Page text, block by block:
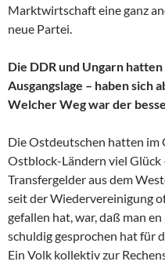
Marktwirtschaft eine ganz
neue Partei.
Die DDR und Ungarn
Ausgangslage – haben
Welcher Weg war der
Die Ostdeutschen hatten im
Ostblock-Ländern viel Glück
Transfergelder aus dem
seit der Wiedervereinigung
gefallen hat, war, daß man
schuldig gesprochen hat für
Ein Volk kollektiv zur